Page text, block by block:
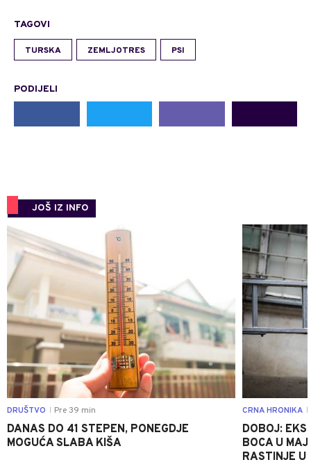
TAGOVI
TURSKA ZEMLJOTRES PSI
PODIJELI
JOŠ IZ INFO
DRUŠTVO Pre 39 min
DANAS DO 41 STEPEN, PONEGDJE
MOGUĆA SLABA KIŠA
CRNA HRONIKA
DOBOJ:
BOCA U
RASTINJE U